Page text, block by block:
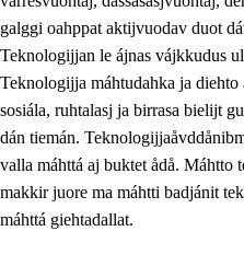
2.4 Oahppat oahppat
Doaresfágalasj tiemá
2.5 Doaresfágalasj tiemá
2.5.1
Demokratijja ja
2.5.3 Guoddelis åvddånibme
galggi oahppat aktijvuodav duot
Teknologijjan le ájnas vájkkudus
Teknologijja máhtudahka ja
sosiála, ruhtalasj ja birrasa bielijt
dán tiemán.
valla máhttá aj buktet ådå. Máhtto
makkir juore ma máhtti badjánit
máhttá giehtadallat.